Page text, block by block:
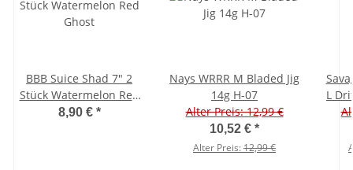
BBB Suice Shad 7" 2
Stück Watermelon Red
Ghost
8,90 € *
Nays WRRR M Bladed Jig
14g H-07
Alter Preis: 12,99 €
10,52 € *
Alter Preis:12,99 €
L